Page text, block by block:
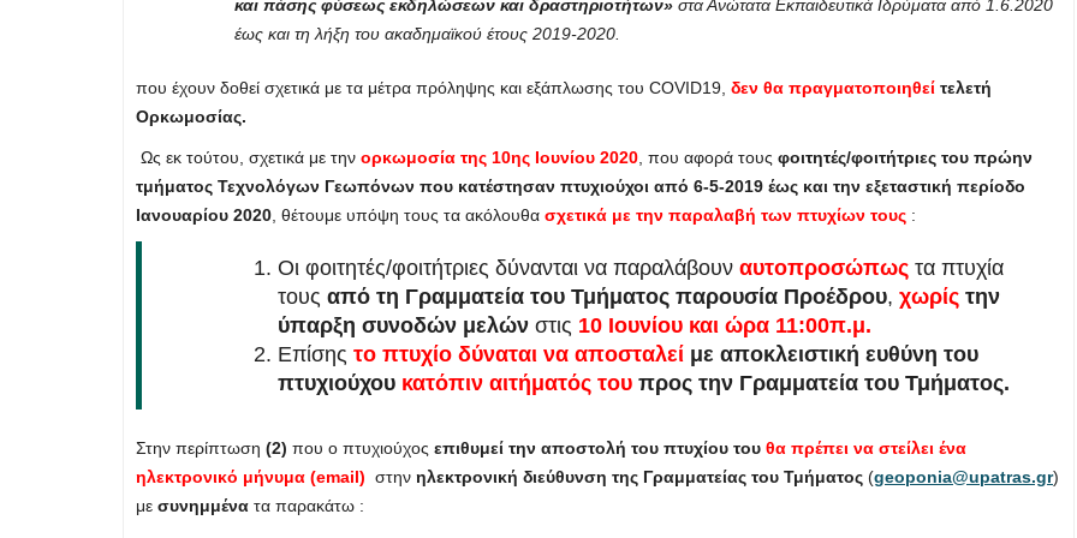
και πάσης φύσεως εκδηλώσεων και δραστηριοτήτων» στα Ανώτατα Εκπαιδευτικά Ιδρύματα από 1.6.2020
έως και τη λήξη του ακαδημαϊκού έτους 2019-2020
που έχουν δοθεί σχετικά με τα μέτρα πρόληψης και εξάπλωσης του COVID19, δεν θα πραγματοποιηθεί τελετή
Ορκωμοσίας.
Ως εκ τούτου, σχετικά με την ορκωμοσία της 10ης Ιουνίου 2020 , που αφορά τους φοιτητές/φοιτήτριες του πρώην
τμήματος Τεχνολόγων Γεωπόνων που κατέστησαν πτυχιούχοι από 6-5-2019 έως και την εξεταστική περίοδο
Ιανουαρίου 2020 , θέτουμε υπόψη τους τα ακόλουθα σχετικά με την παραλαβή των πτυχίων τους :
Οι φοιτητές/φοιτήτριες δύνανται να παραλάβουν αυτοπροσώπωςτα πτυχία
τους από τη Γραμματεία του Τμήματος παρουσία Προέδρου, χωρίς την
ύπαρξη συνοδών μελώνστις 10 Ιουνίου και ώρα 11:00π.μ.
Επίσης το πτυχίο δύναται να αποσταλεί με αποκλειστική ευθύνη του
πτυχιούχου κατόπιν αιτήματός του προς την Γραμματεία του Τμήματος.
Στην περίπτωση (2) που ο πτυχιούχος επιθυμεί την αποστολή του πτυχίου του θα πρέπει να στείλει ένα
ηλεκτρονικό μήνυμα (email) στην ηλεκτρονική διεύθυνση της Γραμματείας του Τμήματος (geoponia@upatras.gr)
με συνημμένα τα παρακάτω :